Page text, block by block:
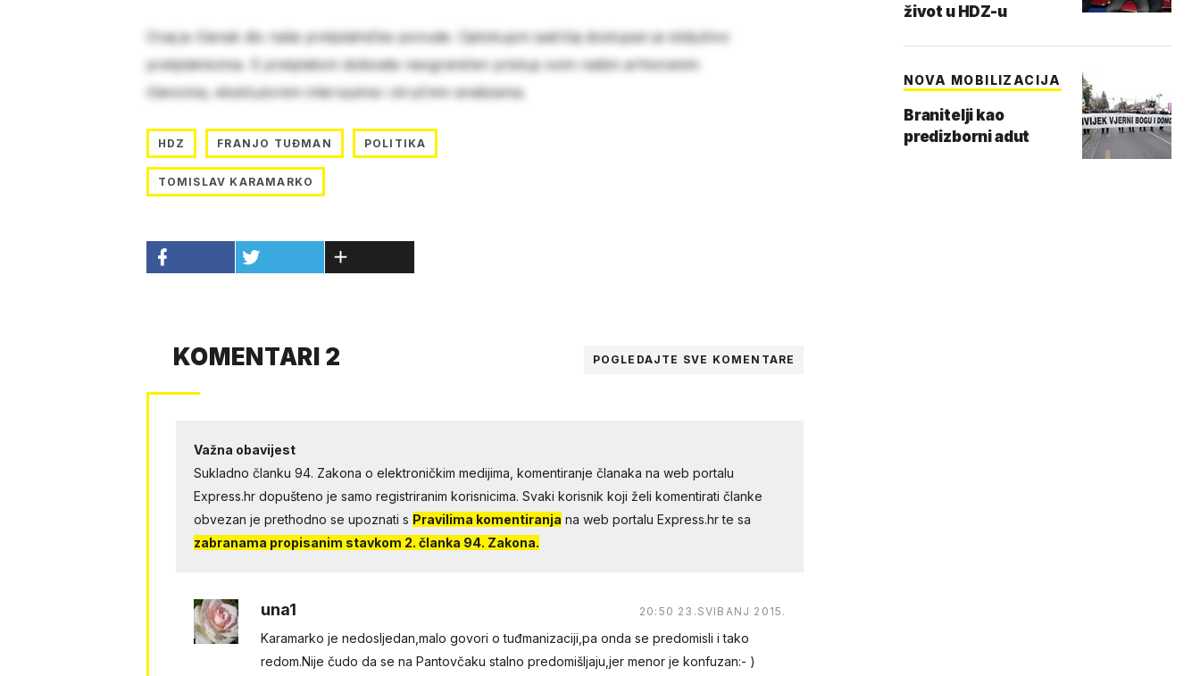
Ovaj je članak dio naše pretplatničke ponude. Cjelokupni sadržaj dostupan je isključivo
pretplatnicima. S pretplatom dobivate neograničen pristup svim našim arhiviranim
člancima, ekskluzivnim intervjuima i stručnim analizama.
HDZ FRANJO TUĐMAN POLITIKA
TOMISLAV KARAMARKO
KOMENTARI 2 POGLEDAJTE SVE KOMENTARE
Važna obavijest
Sukladno članku 94. Zakona o elektroničkim medijima, komentiranje članaka na web portalu
Express.hr dopušteno je samo registriranim korisnicima. Svaki korisnik koji želi komentirati članke
obvezan je prethodno se upoznati s Pravilima komentiranja na web portalu Express.hr te sa
zabranama propisanim stavkom 2. članka 94. Zakona.
una1 20:50 23.SVIBANJ 2015.
Karamarko je nedosljedan,malo govori o tuđmanizaciji,pa onda se predomisli i tako
redom.Nije čudo da se na Pantovčaku stalno predomišljaju,jer menor je konfuzan:- )
život u HDZ-u
NOVA MOBILIZACIJA
Branitelji kao
predizborni adut